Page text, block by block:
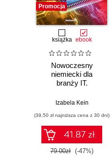
Promocja
książka ebook
Nowoczesny
niemiecki dla
branży IT.
przykłady i
Izabela Kein
(39,50 zł najniższa cena z 30 dni)
41.87 zł
79.00zł (-47%)